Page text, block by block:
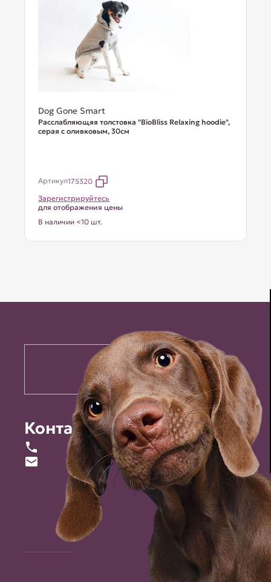
Dog Gone Smart
Расслабляющяя толстовка "BioBliss Relaxing hoodie",
серая с оливковым, 30см
Артикул175320
Зарегистрируйтесь
для отображения цены
В наличии <10 шт.
Контакты